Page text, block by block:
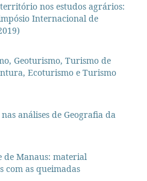
nos estudos agrários:
Internacional de
Geoturismo, Turismo de
Ecoturismo e Turismo
análises de Geografia da
de Manaus: material
com as queimadas